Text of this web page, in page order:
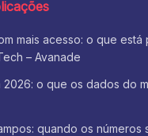
mais acesso: o que está
– Avanade
2026: o que os dados do
quando os números